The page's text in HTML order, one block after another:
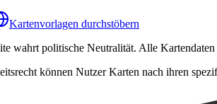
Kartenvorlagen durchstöbern
wahrt politische Neutralität. Alle Kartendaten
können Nutzer Karten nach ihren